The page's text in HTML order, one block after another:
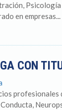
en empresas...
CON